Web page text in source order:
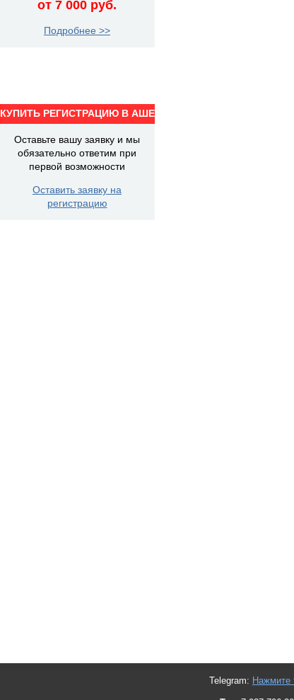
от 7 000 руб.
Подробнее >>
КУПИТЬ РЕГИСТРАЦИЮ В АШЕ
Оставьте вашу заявку и мы
обязательно ответим при
первой возможности
Оставить заявку на
регистрацию
Telegram: Нажмите